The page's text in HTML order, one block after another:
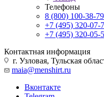
Телефоны
8 (800) 100-38-79
+7 (495) 320-07-
+7 (495) 320-05-
Контактная информация
г. Узловая, Тульская
maia@menshirt.ru
Вконтакте